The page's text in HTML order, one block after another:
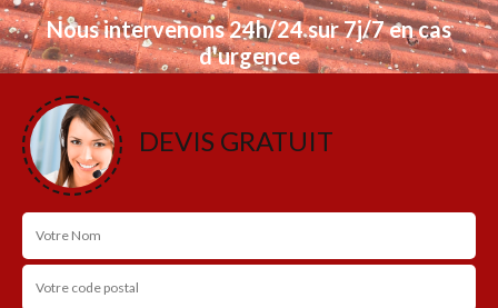
Nous intervenons 24h/24 sur 7j/7 en cas
d'urgence
DEVIS GRATUIT